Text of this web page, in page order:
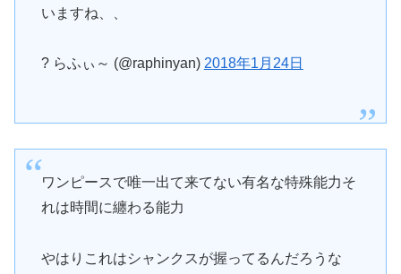
いますね、、
? らふぃ～ (@raphinyan) 2018年1月24日
ワンピースで唯一出て来てない有名な特殊能力そ
れは時間に纏わる能力
やはりこれはシャンクスが握ってるんだろうな